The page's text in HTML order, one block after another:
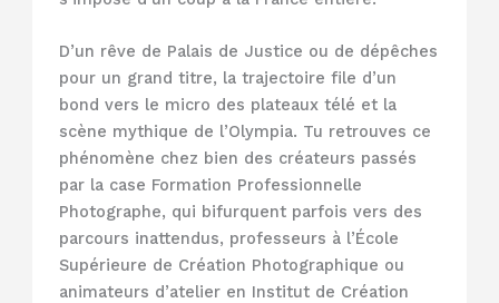
D’un rêve de Palais de Justice ou de dépêches
pour un grand titre, la trajectoire file d’un
bond vers le micro des plateaux télé et la
scène mythique de l’Olympia. Tu retrouves ce
phénomène chez bien des créateurs passés
par la case Formation Professionnelle
Photographe, qui bifurquent parfois vers des
parcours inattendus, professeurs à l’École
Supérieure de Création Photographique ou
animateurs d’atelier en Institut de Création